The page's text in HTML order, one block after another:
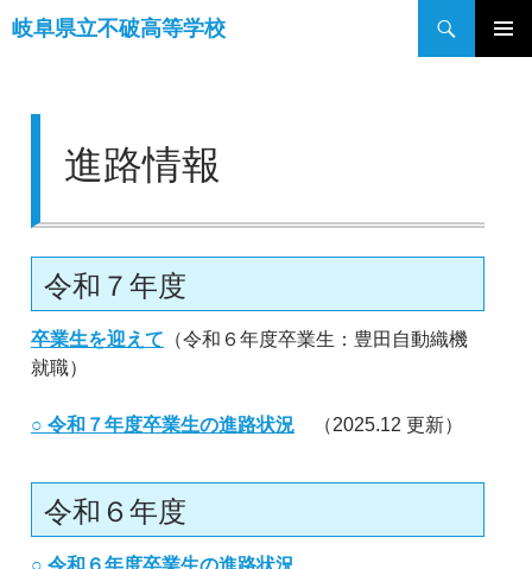
岐阜県立不破高等学校
検
索
進路情報
令和７年度
卒業生を迎えて （令和６年度卒業生：豊田自動織機
就職）
○ 令和７年度卒業生の進路状況 （2025.12 更新）
令和６年度
○ 令和６年度卒業生の進路状況